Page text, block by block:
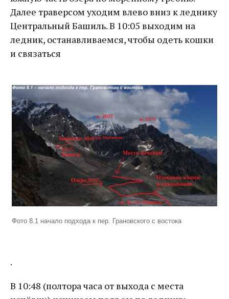
Далее траверсом уходим влево вниз к леднику
Центральный Башиль. В 10:05 выходим на
ледник, останавливаемся, чтобы одеть кошки
и связаться
Фото 8.1 начало подхода к пер. Грановского с востока
.
В 10:48 (полтора часа от выхода с места